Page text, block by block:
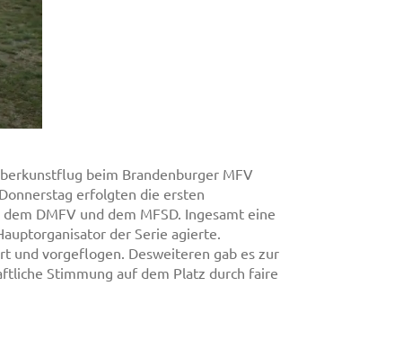
beim Brandenburger MFV
erfolgten die ersten
DMFV und dem MFSD. Ingesamt eine
der Serie agierte.
und vorgeflogen. Desweiteren gab es zur
Stimmung auf dem Platz durch faire